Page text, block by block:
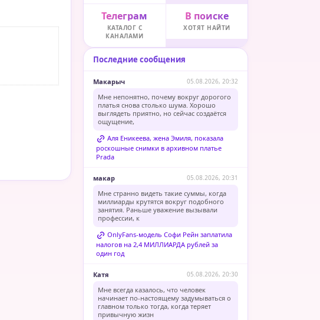
Телеграм
КАТАЛОГ С
КАНАЛАМИ
В поиске
ХОТЯТ НАЙТИ
Последние сообщения
Макарыч 05.08.2026, 20:32
Мне непонятно, почему вокруг дорогого
платья снова столько шума. Хорошо
выглядеть приятно, но сейчас создаётся
ощущение,
Аля Еникеева, жена Эмиля, показала
роскошные снимки в архивном платье
Prada
макар 05.08.2026, 20:31
Мне странно видеть такие суммы, когда
миллиарды крутятся вокруг подобного
занятия. Раньше уважение вызывали
профессии, к
OnlyFans-модель Софи Рейн заплатила
налогов на 2,4 МИЛЛИАРДА рублей за
один год
Катя 05.08.2026, 20:30
Мне всегда казалось, что человек
начинает по-настоящему задумываться о
главном только тогда, когда теряет
привычную жизн